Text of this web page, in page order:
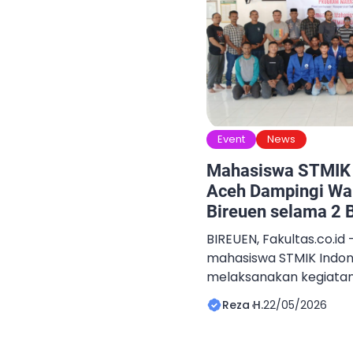
Event News
Mahasiswa
Aceh Dampingi
Bireuen selama 2
BIREUEN,
mahasiswa STMIK
melaksanakan
secara langsung di
Teungoh, Kecamatan
Reza H.22/05/2026